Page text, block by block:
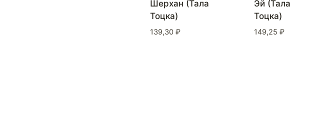
Шерхан (Тала
Тоцка)
139,30 ₽
Эй (Тала
Тоцка)
149,25 ₽